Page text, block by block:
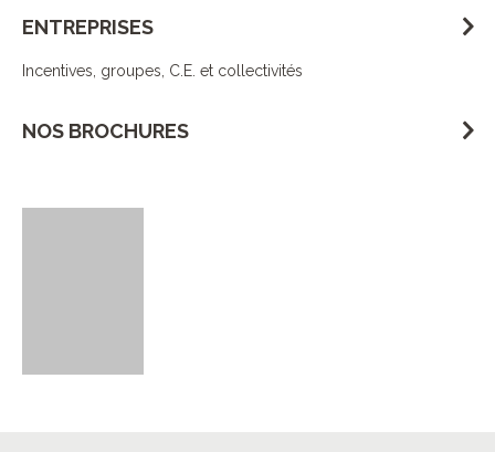
ENTREPRISES
Incentives, groupes, C.E. et collectivités
NOS BROCHURES